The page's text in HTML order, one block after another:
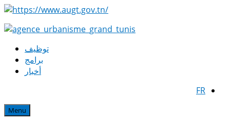
توظيف
برامج
أخبار
FR
Menu